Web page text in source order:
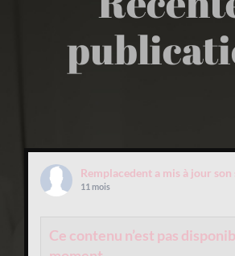
Remplacedent a mis à jour son
11 mois
Ce contenu n’est pas